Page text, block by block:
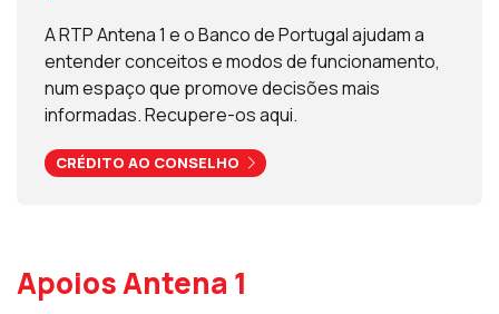
A RTP Antena 1 e o Banco de Portugal ajudam a
entender conceitos e modos de funcionamento,
num espaço que promove decisões mais
informadas. Recupere-os aqui.
CRÉDITO AO CONSELHO
Apoios Antena 1